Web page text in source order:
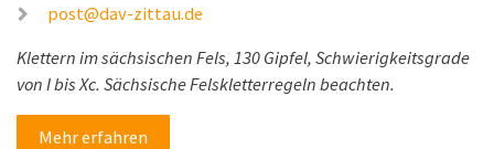
post@dav-zittau.de
Klettern im sächsischen Fels, 130 Gipfel, Schwierigkeitsgrade
von I bis Xc. Sächsische Felskletterregeln beachten.
Mehr erfahren